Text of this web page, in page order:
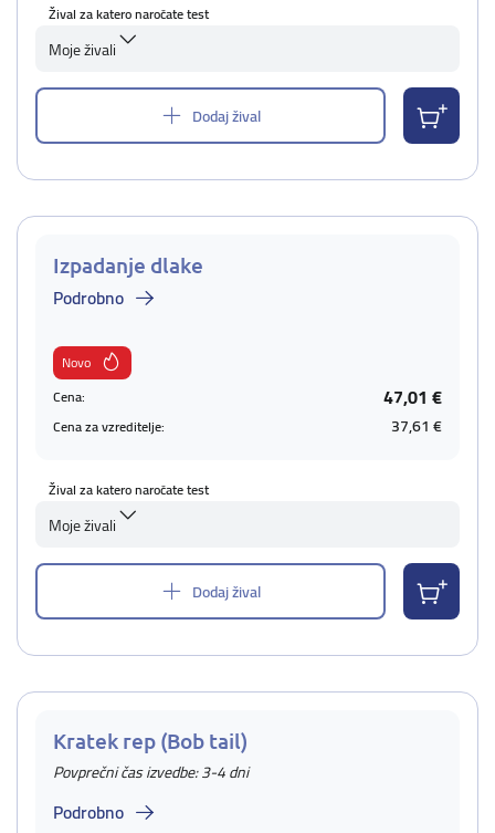
Žival za katero naročate test
Moje živali
Dodaj žival
Izpadanje dlake
Podrobno
Novo
Cena:
47,01 €
Cena za vzreditelje: 37,61 €
Žival za katero naročate test
Moje živali
Dodaj žival
Kratek rep (Bob tail)
Povprečni čas izvedbe: 3-4 dni
Podrobno